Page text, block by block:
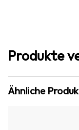
Produkte
Ähnliche